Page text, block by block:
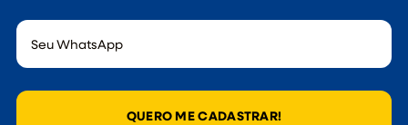
QUERO ME CADASTRAR!